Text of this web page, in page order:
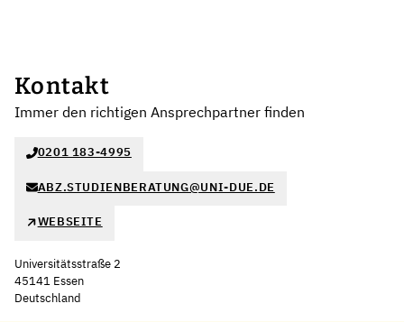
Kontakt
Immer den richtigen Ansprechpartner finden
0201 183-4995
ABZ.STUDIENBERATUNG@UNI-DUE.DE
WEBSEITE
Universitätsstraße 2
45141 Essen
Deutschland